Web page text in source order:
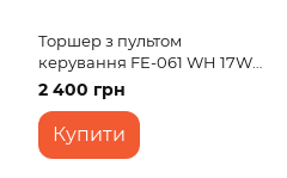
Торшер з пультом
керування FE-061 WH 17W
RGB+3000K+IC
2 400 грн
Купити